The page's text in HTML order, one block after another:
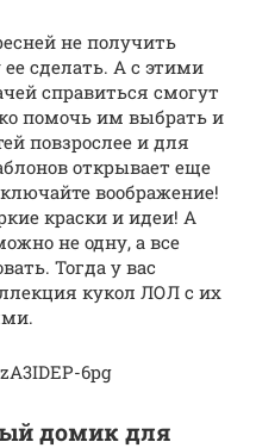
не получить
сделать. А с этими
справиться смогут
помочь им выбрать и
повзрослее и для
открывает еще
воображение!
краски и идеи! А
не одну, а все
Тогда у вас
кукол ЛОЛ с их
6pg
домик для